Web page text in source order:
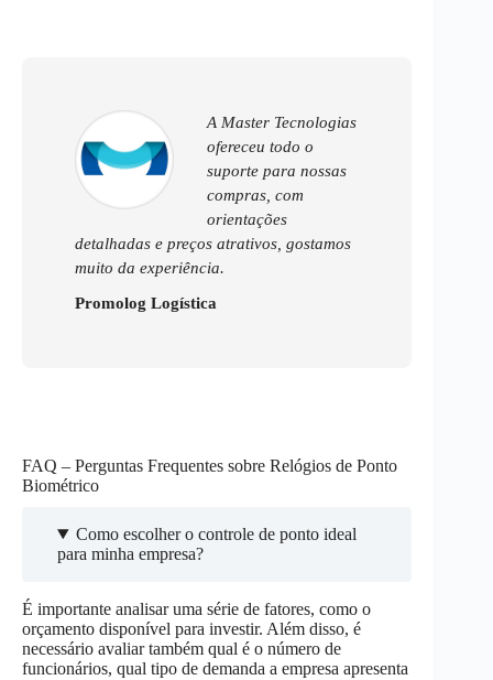
A Master Tecnologias
ofereceu todo o
suporte para nossas
compras, com
orientações
detalhadas e preços atrativos, gostamos
muito da experiência.
Promolog Logística
FAQ – Perguntas Frequentes sobre Relógios de Ponto
Biométrico
Como escolher o controle de ponto ideal
para minha empresa?
É importante analisar uma série de fatores, como o
orçamento disponível para investir. Além disso, é
necessário avaliar também qual é o número de
funcionários, qual tipo de demanda a empresa apresenta